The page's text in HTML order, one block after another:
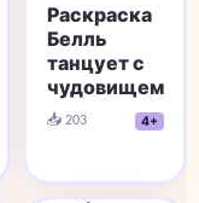
Раскраска
Белль
танцует с
чудовищем
📥 203 4+